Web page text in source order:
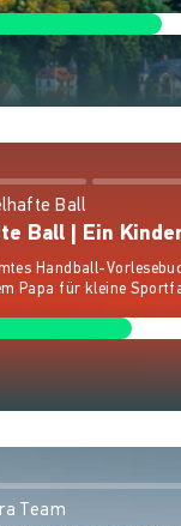
Ball
Ball | Ein
Handball-
Papa für kleine
Team